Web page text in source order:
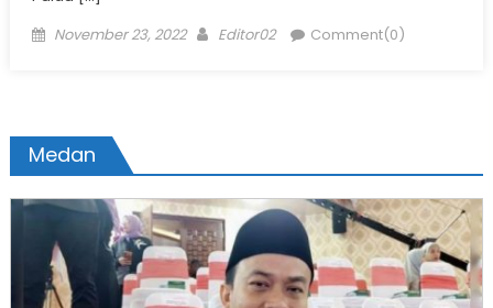
Posted
November 23, 2022 Author
Editor02 Comment(0)
Medan